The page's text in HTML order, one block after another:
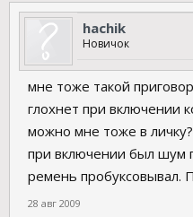
hachik
Новичок
мне тоже такой
глохнет при включении
можно мне тоже в
при включении был шум
ремень пробуксовывал.
28 авг 2009